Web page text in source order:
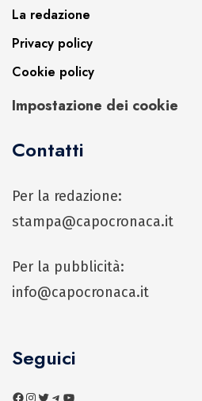
La redazione
Privacy policy
Cookie policy
Impostazione dei cookie
Contatti
Per la redazione:
stampa@capocronaca.it
Per la pubblicità:
info@capocronaca.it
Seguici